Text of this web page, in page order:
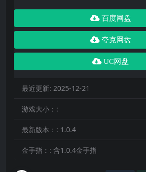
百度网盘
夸克网盘
UC网盘
最近更新: 2025-12-21
游戏大小：:
最新版本：: 1.0.4
金手指：: 含1.0.4金手指